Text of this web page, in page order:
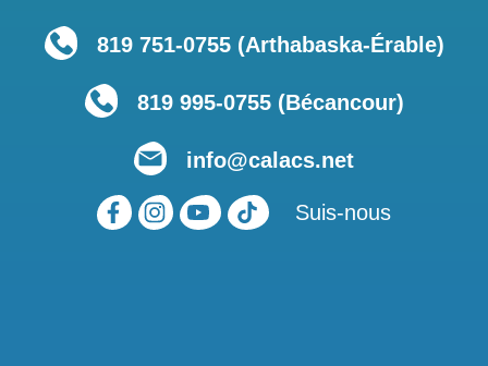
819 751‑0755 (Arthabaska-Érable)
819 995-0755 (Bécancour)
info@calacs.net
Suis-nous